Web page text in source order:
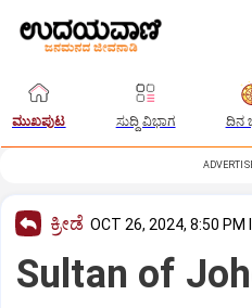
ಮುಖಪುಟ ಸುದ್ದಿ ವಿಭಾಗ ದಿನ
ಕ್ರೀಡೆ OCT 26, 2024, 8:50 PM
Sultan of